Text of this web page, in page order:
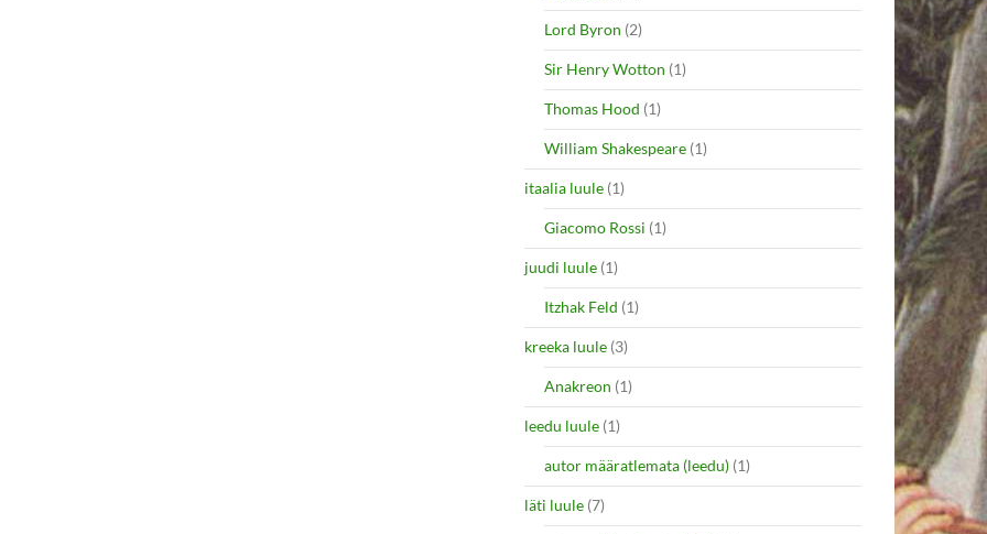
Lord Byron (2)
Sir Henry Wotton (1)
Thomas Hood (1)
William Shakespeare (1)
itaalia luule (1)
Giacomo Rossi (1)
juudi luule (1)
Itzhak Feld (1)
kreeka luule (3)
Anakreon (1)
leedu luule (1)
autor määratlemata (leedu) (1)
läti luule (7)